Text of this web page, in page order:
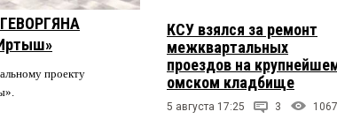
проекту
КСУ взялся за ремонт
межквартальных
проездов на
омском кладбище
5 августа 17:25 3 1067